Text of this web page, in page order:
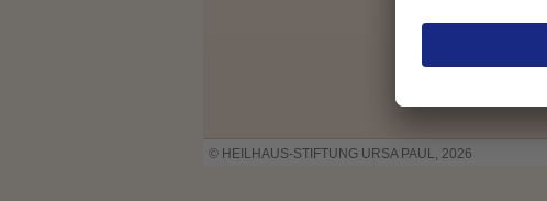
© HEILHAUS-STIFTUNG URSA PAUL, 2026